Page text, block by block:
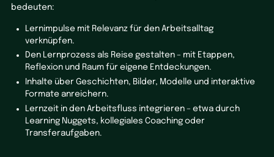
bedeuten:
Lernimpulse mit Relevanz für den Arbeitsalltag
verknüpfen.
Den Lernprozess als Reise gestalten – mit Etappen,
Reflexion und Raum für eigene Entdeckungen.
Inhalte über Geschichten, Bilder, Modelle und interaktive
Formate anreichern.
Lernzeit in den Arbeitsfluss integrieren – etwa durch
Learning Nuggets, kollegiales Coaching oder
Transferaufgaben.